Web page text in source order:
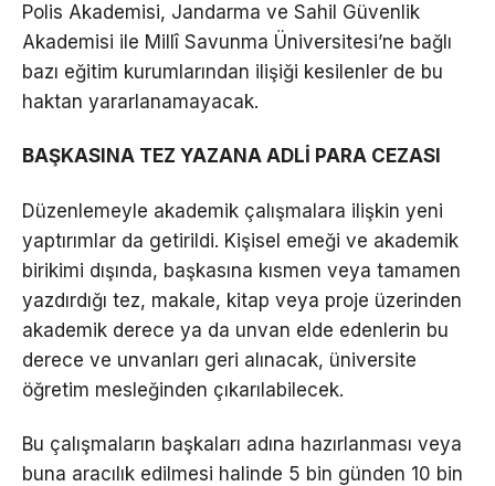
Polis Akademisi, Jandarma ve Sahil Güvenlik
Akademisi ile Millî Savunma Üniversitesi’ne bağlı
bazı eğitim kurumlarından ilişiği kesilenler de bu
haktan yararlanamayacak.
BAŞKASINA TEZ YAZANA ADLİ PARA CEZASI
Düzenlemeyle akademik çalışmalara ilişkin yeni
yaptırımlar da getirildi. Kişisel emeği ve akademik
birikimi dışında, başkasına kısmen veya tamamen
yazdırdığı tez, makale, kitap veya proje üzerinden
akademik derece ya da unvan elde edenlerin bu
derece ve unvanları geri alınacak, üniversite
öğretim mesleğinden çıkarılabilecek.
Bu çalışmaların başkaları adına hazırlanması veya
buna aracılık edilmesi halinde 5 bin günden 10 bin